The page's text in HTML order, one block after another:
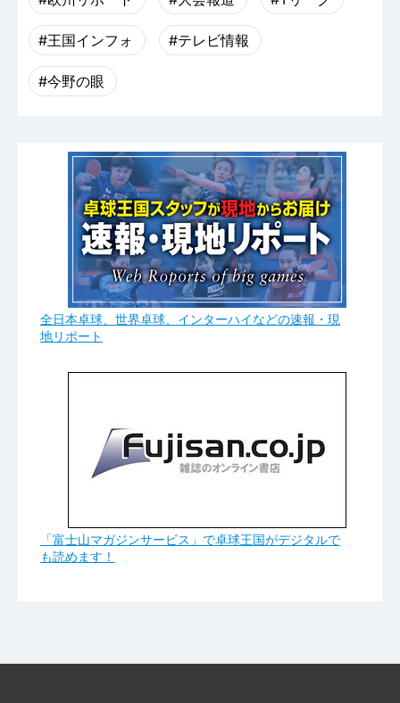
#王国インフォ #テレビ情報
#今野の眼
全日本卓球、世界卓球、インターハイなどの速報・現
地リポート
「富士山マガジンサービス」で卓球王国がデジタルで
も読めます！